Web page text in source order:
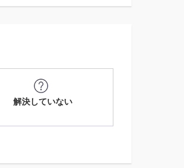
解決していない